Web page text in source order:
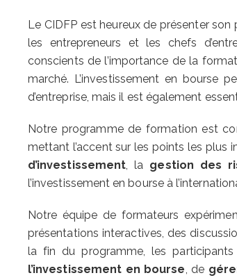
Le CIDFP est heureux de présenter
les entrepreneurs et les chefs
conscients de l’importance de la
marché. L’investissement en bourse
d’entreprise, mais il est également
Notre programme de formation est
mettant l’accent sur les points les plus
d’investissement, la gestion des
l’investissement en bourse à
Notre équipe de formateurs
présentations interactives, des
la fin du programme, les
l’investissement en bourse, de